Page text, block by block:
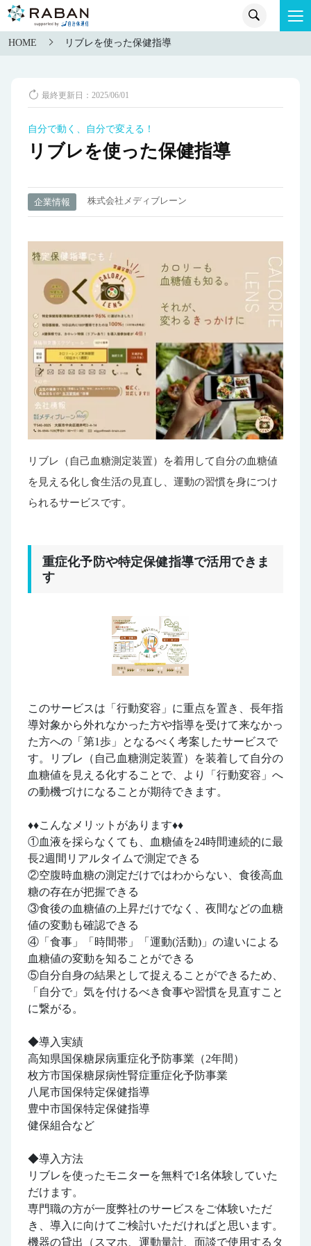
HOME リブレを使った保健指導
最終更新日：2025/06/01
自分で動く、自分で変える！
リブレを使った保健指導
企業情報 株式会社メディブレーン
リブレ（自己血糖測定装置）を着用して自分の血糖値
を見える化し食生活の見直し、運動の習慣を身につけ
られるサービスです。
重症化予防や特定保健指導で活用できま
す
このサービスは「行動変容」に重点を置き、長年指
導対象から外れなかった方や指導を受けて来なかっ
た方への「第1歩」となるべく考案したサービスで
す。リブレ（自己血糖測定装置）を装着して自分の
血糖値を見える化することで、より「行動変容」へ
の動機づけになることが期待できます。
♦♦こんなメリットがあります♦♦
①血液を採らなくても、血糖値を24時間連続的に最
長2週間リアルタイムで測定できる
②空腹時血糖の測定だけではわからない、食後高血
糖の存在が把握できる
③食後の血糖値の上昇だけでなく、夜間などの血糖
値の変動も確認できる
④「食事」「時間帯」「運動(活動)」の違いによる
血糖値の変動を知ることができる
⑤自分自身の結果として捉えることができるため、
「自分で」気を付けるべき食事や習慣を見直すこと
に繋がる。
◆導入実績
高知県国保糖尿病重症化予防事業（2年間）
枚方市国保糖尿病性腎症重症化予防事業
八尾市国保特定保健指導
豊中市国保特定保健指導
健保組合など
◆導入方法
リブレを使ったモニターを無料で1名体験していた
だけます。
専門職の方が一度弊社のサービスをご体験いただ
き、導入に向けてご検討いただければと思います。
機器の貸出（スマホ、運動量計、面談で使用するタ